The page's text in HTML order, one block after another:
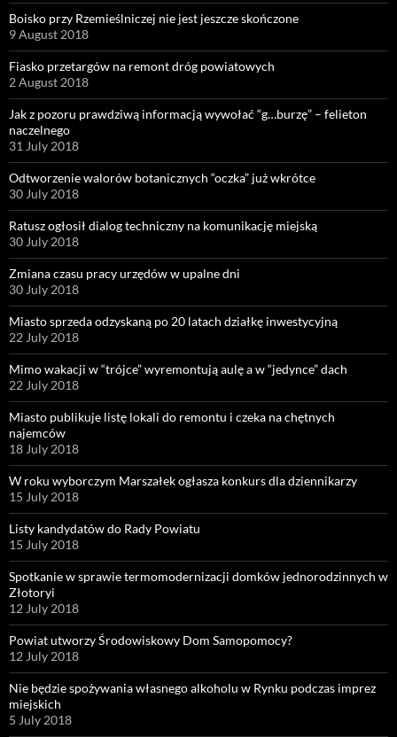
Boisko przy Rzemieślniczej nie jest jeszcze skończone
9 August 2018
Fiasko przetargów na remont dróg powiatowych
2 August 2018
Jak z pozoru prawdziwą informacją wywołać “g…burzę” – felieton
naczelnego
31 July 2018
Odtworzenie walorów botanicznych “oczka” już wkrótce
30 July 2018
Ratusz ogłosił dialog techniczny na komunikację miejską
30 July 2018
Zmiana czasu pracy urzędów w upalne dni
30 July 2018
Miasto sprzeda odzyskaną po 20 latach działkę inwestycyjną
22 July 2018
Mimo wakacji w “trójce” wyremontują aulę a w “jedynce” dach
22 July 2018
Miasto publikuje listę lokali do remontu i czeka na chętnych
najemców
18 July 2018
W roku wyborczym Marszałek ogłasza konkurs dla dziennikarzy
15 July 2018
Listy kandydatów do Rady Powiatu
15 July 2018
Spotkanie w sprawie termomodernizacji domków jednorodzinnych w
Złotoryi
12 July 2018
Powiat utworzy Środowiskowy Dom Samopomocy?
12 July 2018
Nie będzie spożywania własnego alkoholu w Rynku podczas imprez
miejskich
5 July 2018